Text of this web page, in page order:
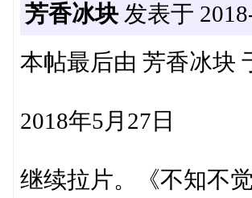
芳香冰块发表于
本帖最后由 芳香冰块
2018年5月27日
继续拉片。《不知不觉